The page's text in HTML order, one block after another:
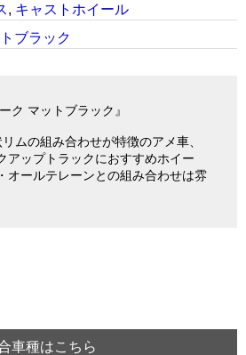
, キャストホイール
ブラック
ク マットブラック』
ムの組み合わせが特徴のアメ車、
アップトラックにおすすめホイー
オールテレーンとの組み合わせは雰
車種はこちら